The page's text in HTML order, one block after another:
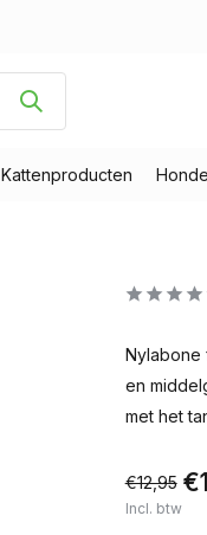
Kattenproducten
Nylabone
en
met het
€12,95
Incl. btw